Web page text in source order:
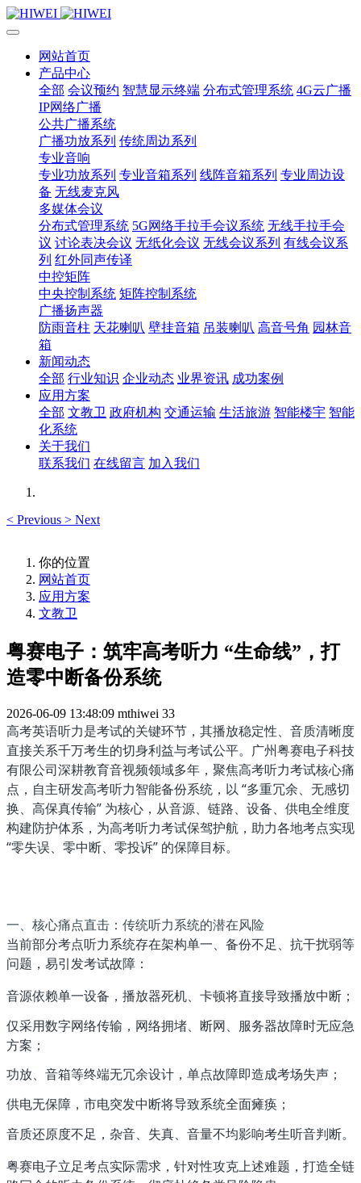
网站首页
产品中心
全部 会议预约 智慧显示终端 分布式管理系统 4G云广播
IP网络广播
公共广播系统
广播功放系列 传统周边系列
专业音响
专业功放系列 专业音箱系列 线阵音箱系列 专业周边设
备 无线麦克风
多媒体会议
分布式管理系统 5G网络手拉手会议系统 无线手拉手会
议 讨论表决会议 无纸化会议 无线会议系列 有线会议系
列 红外同声传译
中控矩阵
中央控制系统 矩阵控制系统
广播扬声器
防雨音柱 天花喇叭 壁挂音箱 吊装喇叭 高音号角 园林音
箱
新闻动态
全部 行业知识 企业动态 业界资讯 成功案例
应用方案
全部 文教卫 政府机构 交通运输 生活旅游 智能楼宇 智能
化系统
关于我们
联系我们 在线留言 加入我们
< Previous > Next
你的位置
网站首页
应用方案
文教卫
粤赛电子：筑牢高考听力 “生命线”，打
造零中断备份系统
2026-06-09 13:48:09 mthiwei 33
高考英语听力是考试的关键环节，其播放稳定性、音质清晰度
直接关系千万考生的切身利益与考试公平。广州粤赛电子科技
有限公司深耕教育音视频领域多年，聚焦高考听力考试核心痛
点，自主研发高考听力智能备份系统 ，以 “多重冗余、无感切
换、高保真传输” 为核心，从音源、链路、设备、供电全维度
构建防护体系，为高考听力考试保驾护航，助力各地考点实现
“零失误、零中断、零投诉” 的保障目标。
一、核心痛点直击：传统听力系统的潜在风险
当前部分考点听力系统存在架构单一、备份不足、抗干扰弱等
问题，易引发考试故障：
音源依赖单一设备，播放器死机、卡顿将直接导致播放中断；
仅采用数字网络传输，网络拥堵、断网、服务器故障时无应急
方案；
功放、音箱等终端无冗余设计，单点故障即造成考场失声；
供电无保障，市电突发中断将导致系统全面瘫痪；
音质还原度不足，杂音、失真、音量不均影响考生听音判断。
粤赛电子立足考点实际需求，针对性攻克上述难题，打造全链